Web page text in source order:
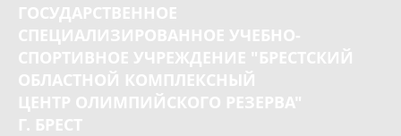
ГОСУДАРСТВЕННОЕ
СПЕЦИАЛИЗИРОВАННОЕ УЧЕБНО-
СПОРТИВНОЕ УЧРЕЖДЕНИЕ "БРЕСТСКИЙ
ОБЛАСТНОЙ КОМПЛЕКСНЫЙ
ЦЕНТР ОЛИМПИЙСКОГО РЕЗЕРВА"
Г. БРЕСТ